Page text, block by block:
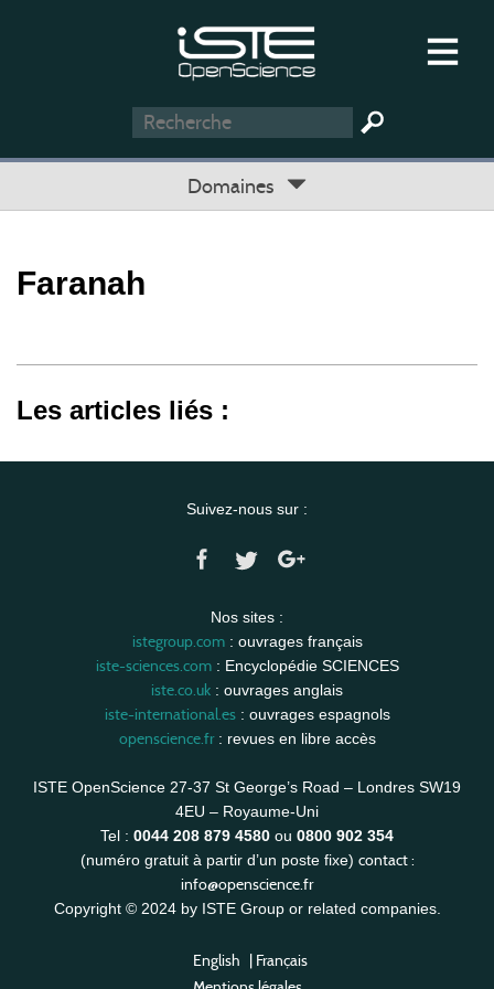
Domaines
Faranah
Les articles liés :
Suivez-nous sur :
Nos sites :
istegroup.com: ouvrages français
iste-sciences.com: Encyclopédie SCIENCES
iste.co.uk : ouvrages anglais
iste-international.es: ouvrages espagnols
openscience.fr: revues en libre accès
ISTE OpenScience 27-37 St George’s Road – Londres SW19
4EU – Royaume-Uni
Tel : 0044 208 879 4580 ou 0800 902 354
(numéro gratuit à partir d’un poste fixe) contact :
info@openscience.fr
Copyright © 2024 by ISTE Group or related companies.
English | Français